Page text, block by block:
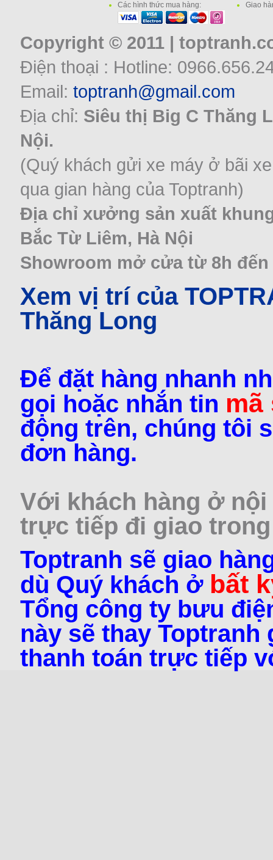
Các hình thức mua hàng:
Giao
Copyright © 2011 |
Điện thoại : Hotline:
Email: toptranh@gmail.com
Địa chỉ: Siêu thị Big C Thăng
Nội.
(Quý khách gửi xe máy ở bãi
qua gian hàng của Toptranh)
Địa chỉ xưởng sản xuất
Bắc Từ Liêm, Hà Nội
Showroom mở cửa từ 8h
Xem vị trí của
Thăng Long
Để đặt hàng nhanh
gọi hoặc nhắn tin
động trên, chúng tôi
đơn hàng.
Với khách hàng ở
trực tiếp đi giao trong
Toptranh sẽ giao
dù Quý khách ở bất
Tổng công ty bưu
này sẽ thay
thanh toán trực tiếp